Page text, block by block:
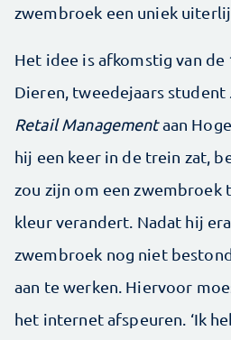
zwembroek een uniek
Het idee is afkomstig van de
Dieren, tweedejaars student
Retail Managementaan
hij een keer in de trein zat,
zou zijn om een zwembroek
kleur verandert. Nadat hij
zwembroek nog niet
aan te werken. Hiervoor
het internet afspeuren. ‘Ik